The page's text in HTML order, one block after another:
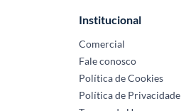
Institucional
Comercial
Fale conosco
Política de Cookies
Política de Privacidade